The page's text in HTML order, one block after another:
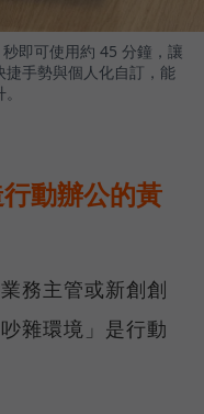
即可使用約 45 分鐘，讓
手勢與個人化自訂，能
動辦公的黃
務主管或新創創
雜環境」是行動